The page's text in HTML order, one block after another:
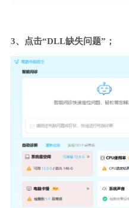
3、点击“DLL缺失问题”；